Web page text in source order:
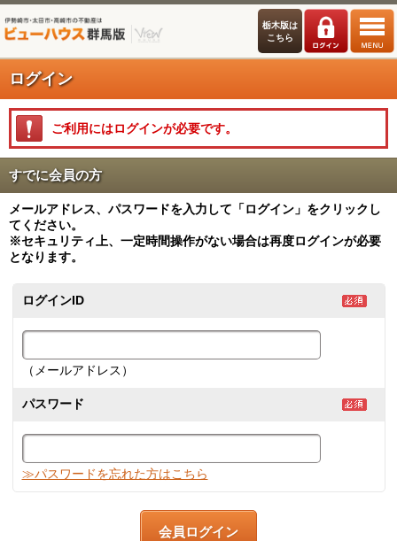
栃木版は
こちら
ログイン
ご利用にはログインが必要です。
すでに会員の方
メールアドレス、パスワードを入力して「ログイン」をクリックし
てください。
※セキュリティ上、一定時間操作がない場合は再度ログインが必要
となります。
ログインID
（メールアドレス）
パスワード
≫パスワードを忘れた方はこちら